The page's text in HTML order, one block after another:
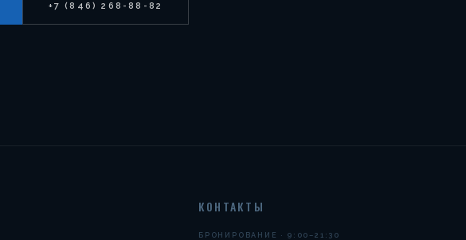
+7 (846) 268-88-82
КОНТАКТЫ
БРОНИРОВАНИЕ · 9:00–21:30